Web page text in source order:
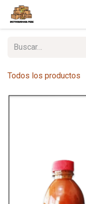
Ir al contenido
Todos los productos